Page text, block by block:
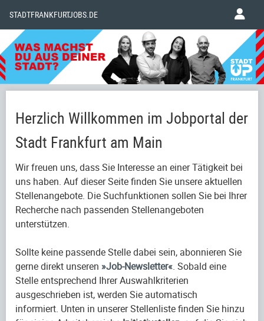
STADTFRANKFURTJOBS.DE
Herzlich Willkommen im Jobportal der
Stadt Frankfurt am Main
Wir freuen uns, dass Sie Interesse an einer Tätigkeit bei
uns haben. Auf dieser Seite finden Sie unsere aktuellen
Stellenangebote. Die Suchfunktionen sollen Sie bei Ihrer
Recherche nach passenden Stellenangeboten
unterstützen.
Sollte keine passende Stelle dabei sein, abonnieren Sie
gerne direkt unseren Job-Newsletter . Sobald eine
Stelle entsprechend Ihrer Auswahlkriterien
ausgeschrieben ist, werden Sie automatisch
informiert. Unten in unserer Stellenliste finden Sie hinzu